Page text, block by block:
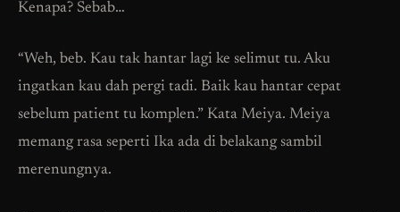
Kenapa? Sebab…
“Weh, beb. Kau tak hantar lagi ke selimut tu. Aku
ingatkan kau dah pergi tadi. Baik kau hantar cepat
sebelum patient tu komplen.” Kata Meiya. Meiya
memang rasa seperti Ika ada di belakang sambil
merenungnya.